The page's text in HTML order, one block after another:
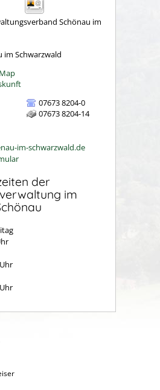
Schönau im
im Schwarzwald
07673 8204-0
07673 8204-14
im-schwarzwald.de
der
im